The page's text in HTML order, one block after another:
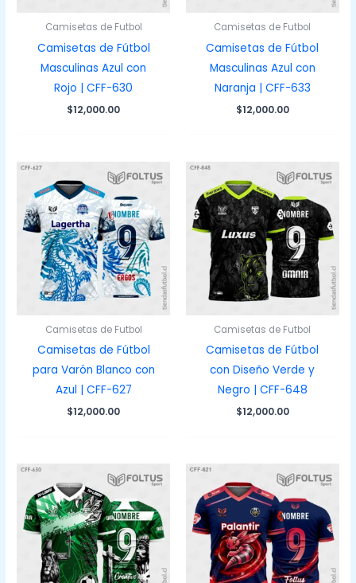
Camisetas de Futbol
Camisetas de Fútbol
Masculinas Azul con
Rojo | CFF-630
$12,000.00
Camisetas de Futbol
Camisetas de Fútbol
Masculinas Azul con
Naranja | CFF-633
$12,000.00
Camisetas de Futbol
Camisetas de Fútbol
para Varón Blanco con
Azul | CFF-627
$12,000.00
Camisetas de Futbol
Camisetas de Fútbol
con Diseño Verde y
Negro | CFF-648
$12,000.00